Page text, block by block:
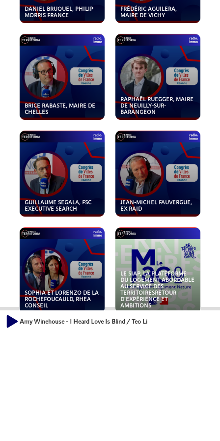
DANIEL BRUQUEL, PHILIP
MORRIS FRANCE
FRÉDÉRIC AGUILERA,
MAIRE DE VICHY
BRICE RABASTE, MAIRE DE
CHELLES
RAPHAËL RUEGGER, MAIRE
DE NEUILLY-SUR-
BARANGEON
GUILLAUME SEGALA, FSC
EXECUTIVE SEARCH
JEAN-MICHEL FAUVERGUE,
EX RAID
SOPHIA ET LORENZO DE LA
ROCHEFOUCAULD, RHEA
CONSEIL
LE SIAP, LA PLATEFORME
DU LOGEMENT ABORDABLE
AU SERVICE DES
TERRITOIRESRETOUR
D'EXPÉRIENCE ET
AMBITIONS
Amy Winehouse - I Heard Love Is Blind / Teo Licks